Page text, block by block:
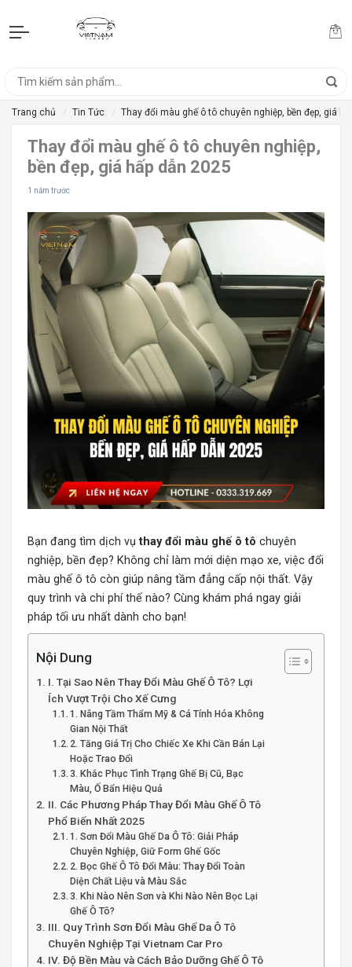
Trang chủ Tin Tức Thay đổi màu ghế ô tô chuyên nghiệp, bền đẹp, giá
Thay đổi màu ghế ô tô chuyên nghiệp,
bền đẹp, giá hấp dẫn 2025
1 năm trước
Bạn đang tìm dịch vụthay đổi màu ghế ô tô chuyên
nghiệp, bền đẹp? Không chỉ làm mới diện mạo xe, việc đổi
màu ghế ô tô còn giúp nâng tầm đẳng cấp nội thất. Vậy
quy trình và chi phí thế nào? Cùng khám phá ngay giải
pháp tối ưu nhất dành cho bạn!
Nội Dung
I. Tại Sao Nên Thay Đổi Màu Ghế Ô Tô? Lợi
Ích Vượt Trội Cho Xế Cưng
1. Nâng Tầm Thẩm Mỹ & Cá Tính Hóa Không
Gian Nội Thất
2. Tăng Giá Trị Cho Chiếc Xe Khi Cần Bán Lại
Hoặc Trao Đổi
3. Khắc Phục Tình Trạng Ghế Bị Cũ, Bạc
Màu, Ố Bẩn Hiệu Quả
II. Các Phương Pháp Thay Đổi Màu Ghế Ô Tô
Phổ Biến Nhất 2025
1. Sơn Đổi Màu Ghế Da Ô Tô: Giải Pháp
Chuyên Nghiệp, Giữ Form Ghế Gốc
2. Bọc Ghế Ô Tô Đổi Màu: Thay Đổi Toàn
Diện Chất Liệu và Màu Sắc
3. Khi Nào Nên Sơn và Khi Nào Nên Bọc Lại
Ghế Ô Tô?
III. Quy Trình Sơn Đổi Màu Ghế Da Ô Tô
Chuyên Nghiệp Tại Vietnam Car Pro
IV. Độ Bền Màu và Cách Bảo Dưỡng Ghế Ô Tô